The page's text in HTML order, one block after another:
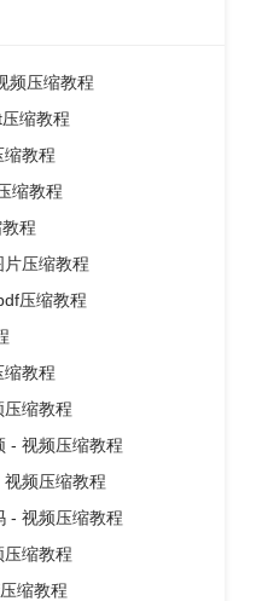
频压缩教程
缩教程
缩教程
缩教程
程
压缩教程
压缩教程
教程
缩教程
- 视频压缩教程
频压缩教程
- 视频压缩教程
缩教程
缩教程